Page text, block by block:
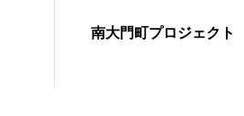
南大門町プロジェクト